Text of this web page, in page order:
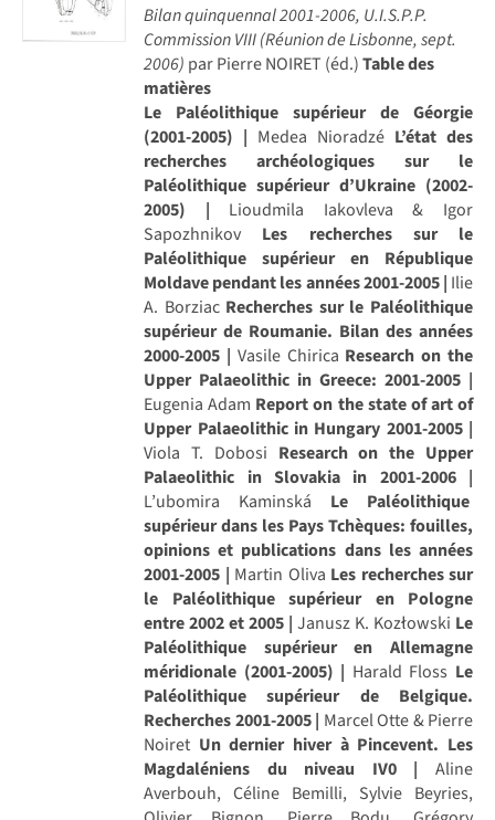
Bilan quinquennal 2001-2006, U.I.S.P.P.
Commission VIII (Réunion de Lisbonne, sept.
2006) par Pierre NOIRET (éd.)Table des
matières
Le Paléolithique supérieur de Géorgie
(2001-2005) | Medea Nioradzé L’état des
recherches archéologiques sur le
Paléolithique supérieur d’Ukraine (2002-
2005) | Lioudmila Iakovleva & Igor
Sapozhnikov Les recherches sur le
Paléolithique supérieur en République
Moldave pendant les années 2001-2005 | Ilie
A. Borziac Recherches sur le Paléolithique
supérieur de Roumanie. Bilan des années
2000-2005 | Vasile Chirica Research on the
Upper Palaeolithic in Greece: 2001-2005 |
Eugenia Adam Report on the state of art of
Upper Palaeolithic in Hungary 2001-2005 |
Viola T. Dobosi Research on the Upper
Palaeolithic in Slovakia in 2001-2006 |
L’ubomira Kaminská Le Paléolithique
supérieur dans les Pays Tchèques: fouilles,
opinions et publications dans les années
2001-2005 | Martin Oliva Les recherches sur
le Paléolithique supérieur en Pologne
entre 2002 et 2005 | Janusz K. Kozłowski Le
Paléolithique supérieur en Allemagne
méridionale (2001-2005) | Harald Floss Le
Paléolithique supérieur de Belgique.
Recherches 2001-2005 | Marcel Otte & Pierre
Noiret Un dernier hiver à Pincevent. Les
Magdaléniens du niveau IV0 | Aline
Averbouh, Céline Bemilli, Sylvie Beyries,